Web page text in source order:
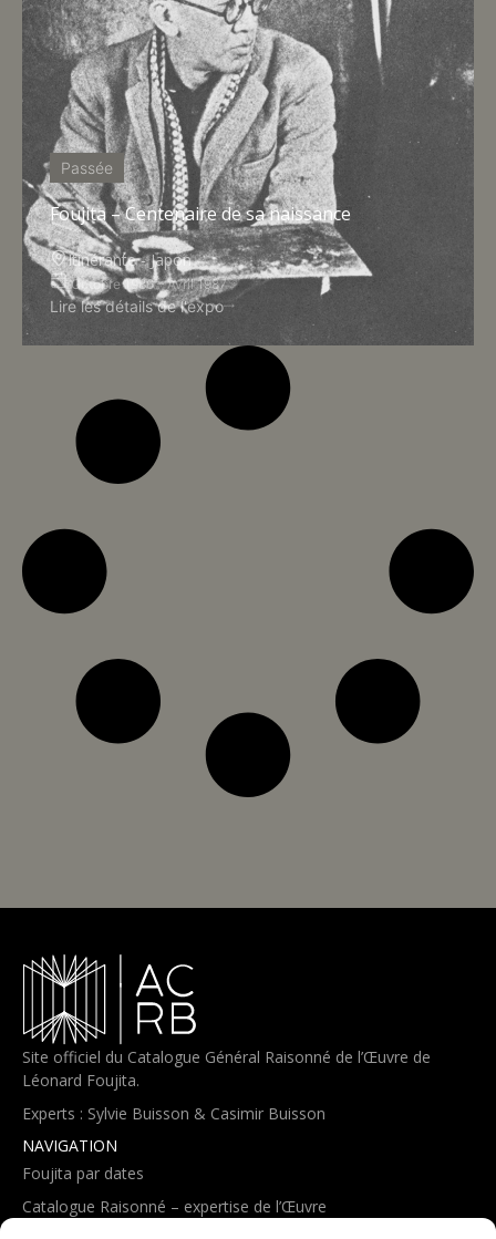
Passée
Foujita – Centenaire de sa naissance
Itinérante - Japon
Octobre 1986 – Avril 1987
Lire les détails de l'expo
Site officiel du Catalogue Général Raisonné de l’Œuvre de
Léonard Foujita.
Experts : Sylvie Buisson & Casimir Buisson
NAVIGATION
Foujita par dates
Catalogue Raisonné – expertise de l’Œuvre